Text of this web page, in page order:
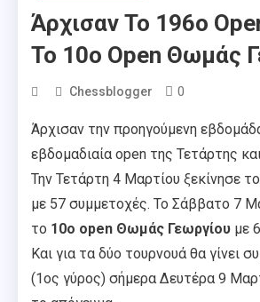
Άρχισαν Το 196ο
Το 10ο Open Θωμάς
Chessblogger 0
Άρχισαν την προηγούμενη
εβδομαδιαία open της Τετάρτης
Την Τετάρτη 4 Μαρτίου ξεκίνησε το
με 57 συμμετοχές. Το Σάββατο 7
το 10ο open Θωμάς Γεωργίου με
Και για τα δύο τουρνουά θα γίνει
(1ος γύρος) σήμερα Δευτέρα 9